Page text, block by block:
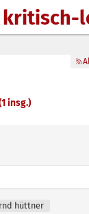
kritisch-
insg.)
hüttner